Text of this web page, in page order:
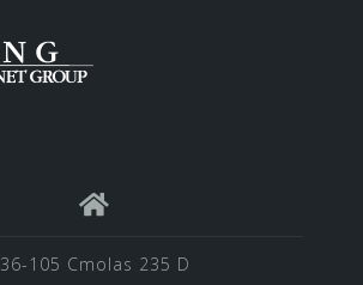
36-105 Cmolas 235 D